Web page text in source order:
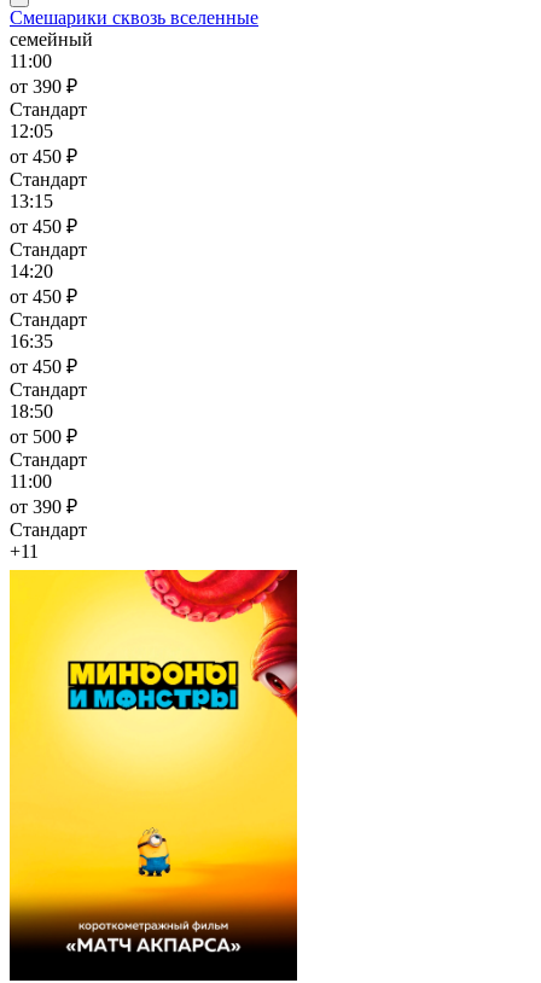
Смешарики сквозь вселенные
семейный
11:00
от 390 ₽
Стандарт
12:05
от 450 ₽
Стандарт
13:15
от 450 ₽
Стандарт
14:20
от 450 ₽
Стандарт
16:35
от 450 ₽
Стандарт
18:50
от 500 ₽
Стандарт
11:00
от 390 ₽
Стандарт
+11